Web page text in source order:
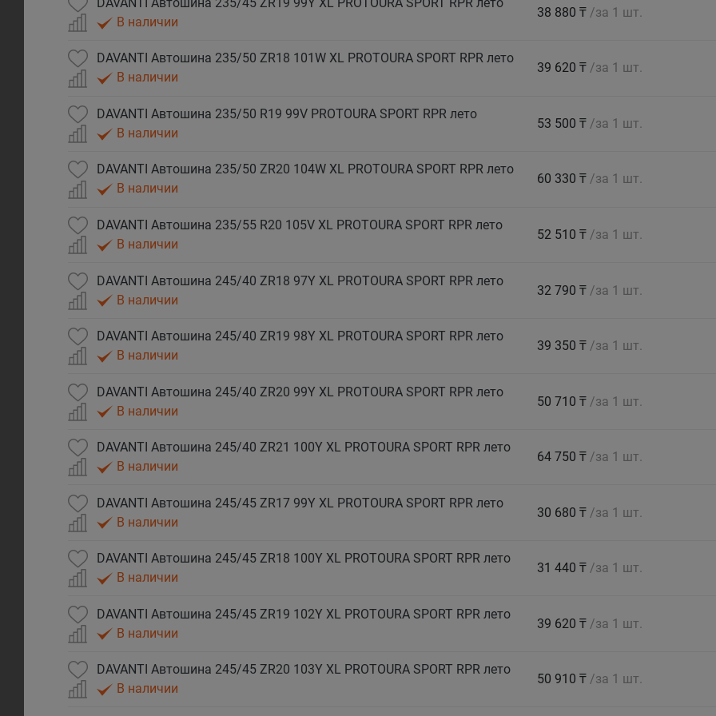
В наличии
38 880 ₸ /за 1 шт.
DAVANTI Автошина 235/50 ZR18 101W XL PROTOURA SPORT RPR лето
В наличии
39 620 ₸ /за 1 шт.
DAVANTI Автошина 235/50 R19 99V PROTOURA SPORT RPR лето
В наличии
53 500 ₸ /за 1 шт.
DAVANTI Автошина 235/50 ZR20 104W XL PROTOURA SPORT RPR лето
В наличии
60 330 ₸ /за 1 шт.
DAVANTI Автошина 235/55 R20 105V XL PROTOURA SPORT RPR лето
В наличии
52 510 ₸ /за 1 шт.
DAVANTI Автошина 245/40 ZR18 97Y XL PROTOURA SPORT RPR лето
В наличии
32 790 ₸ /за 1 шт.
DAVANTI Автошина 245/40 ZR19 98Y XL PROTOURA SPORT RPR лето
В наличии
39 350 ₸ /за 1 шт.
DAVANTI Автошина 245/40 ZR20 99Y XL PROTOURA SPORT RPR лето
В наличии
50 710 ₸ /за 1 шт.
DAVANTI Автошина 245/40 ZR21 100Y XL PROTOURA SPORT RPR лето
В наличии
64 750 ₸ /за 1 шт.
DAVANTI Автошина 245/45 ZR17 99Y XL PROTOURA SPORT RPR лето
В наличии
30 680 ₸ /за 1 шт.
DAVANTI Автошина 245/45 ZR18 100Y XL PROTOURA SPORT RPR лето
В наличии
31 440 ₸ /за 1 шт.
DAVANTI Автошина 245/45 ZR19 102Y XL PROTOURA SPORT RPR лето
В наличии
39 620 ₸ /за 1 шт.
DAVANTI Автошина 245/45 ZR20 103Y XL PROTOURA SPORT RPR лето
В наличии
50 910 ₸ /за 1 шт.